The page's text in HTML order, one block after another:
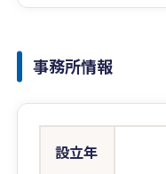
事務所情報
設立年